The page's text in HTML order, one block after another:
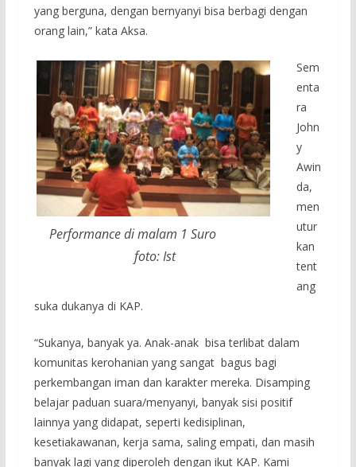
yang berguna, dengan bernyanyi bisa berbagi dengan
orang lain,” kata Aksa.
Performance di malam 1 Suro
foto: Ist
Sem
enta
ra
John
y
Awin
da,
men
utur
kan
tent
ang
suka dukanya di KAP.
“Sukanya, banyak ya. Anak-anak bisa terlibat dalam
komunitas kerohanian yang sangat bagus bagi
perkembangan iman dan karakter mereka. Disamping
belajar paduan suara/menyanyi, banyak sisi positif
lainnya yang didapat, seperti kedisiplinan,
kesetiakawanan, kerja sama, saling empati, dan masih
banyak lagi yang diperoleh dengan ikut KAP. Kami